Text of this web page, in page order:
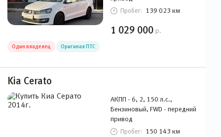
Пробег: 139 023 км
1 029 000 р.
Один владелец Оригинал ПТС
Kia Cerato
АКПП - 6, 2, 150 л.с.,
Бензиновый, FWD - передний
привод
Пробег: 150 143 км